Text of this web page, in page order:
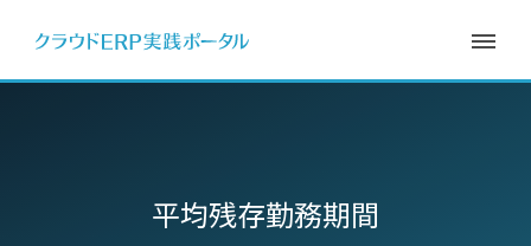
平均残存勤務期間